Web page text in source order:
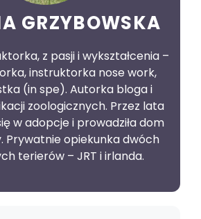
GRZYBOWSKA
z pasji i wykształcenia –
instruktorka nose work,
(in spe). Autorka bloga i
zoologicznych. Przez lata
w adopcje i prowadziła dom
Prywatnie opiekunka dwóch
terierów – JRT i irlanda.